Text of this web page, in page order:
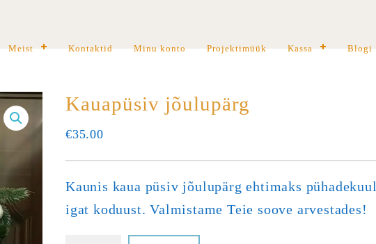
Meist Kontaktid Minu konto Projektimüük Kassa Blogi
Kauapüsiv jõulupärg
€35.00
Kaunis kaua püsiv jõulupärg ehtimaks pühadekuul
igat koduust. Valmistame Teie soove arvestades!